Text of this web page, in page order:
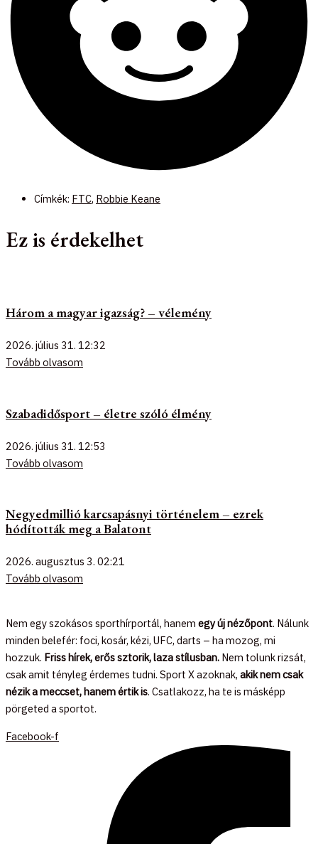
Címkék: FTC, Robbie Keane
Ez is érdekelhet
Három a magyar igazság? – vélemény
2026. július 31. 12:32
Tovább olvasom
Szabadidősport – életre szóló élmény
2026. július 31. 12:53
Tovább olvasom
Negyedmillió karcsapásnyi történelem – ezrek
hódították meg a Balatont
2026. augusztus 3. 02:21
Tovább olvasom
Nem egy szokásos sporthírportál, hanem egy új nézőpont. Nálunk
minden belefér: foci, kosár, kézi, UFC, darts – ha mozog, mi
hozzuk. Friss hírek, erős sztorik, laza stílusban. Nem tolunk rizsát,
csak amit tényleg érdemes tudni. Sport X azoknak, akik nem csak
nézik a meccset, hanem értik is. Csatlakozz, ha te is másképp
pörgeted a sportot.
Facebook-f